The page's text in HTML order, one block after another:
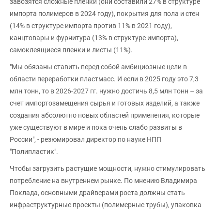
импорта полимеров в 2024 году), покрытия для пола и стен
(14% в структуре импорта против 11% в 2021 году),
канцтовары и фурнитура (13% в структуре импорта),
самоклеящиеся пленки и листы (11%).
"Мы обязаны ставить перед собой амбициозные цели в
области переработки пластмасс. И если в 2025 году это 7,3
млн тонн, то в 2026-2027 гг. нужно достичь 8,5 млн тонн – за
счет импортозамещения сырья и готовых изделий, а также
создания абсолютно новых областей применения, которые
уже существуют в мире и пока очень слабо развиты в
России", - резюмировал директор по науке НПП
"Полипластик".
Чтобы загрузить растущие мощности, нужно стимулировать
потребление на внутреннем рынке. По мнению Владимира
Поклада, основными драйверами роста должны стать
инфраструктурные проекты (полимерные трубы), упаковка